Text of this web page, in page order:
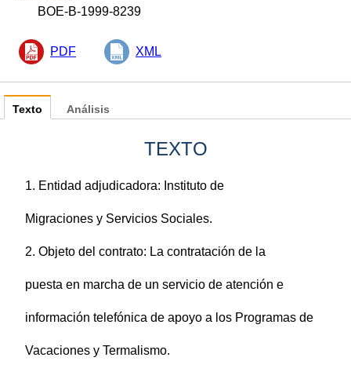
BOE-B-1999-8239
PDF XML
Texto
TEXTO
1. Entidad adjudicadora: Instituto de
Migraciones y Servicios Sociales.
2. Objeto del contrato: La contratación de la
puesta en marcha de un servicio de atención e
información telefónica de apoyo a los Programas de
Vacaciones y Termalismo.
Análisis